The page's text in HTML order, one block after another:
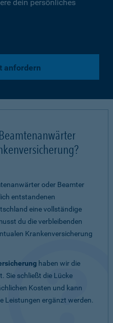
dein persönliches
anfordern
oder Beamter
entstandenen
eine vollständige
du die verbleibenden
Krankenversicherung
haben wir die
Sie schließt die Lücke
Kosten und kann
Leistungen ergänzt werden.